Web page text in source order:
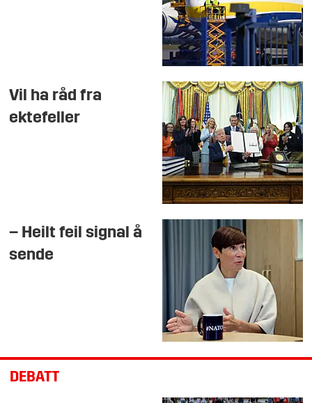
Vil ha råd fra
ektefeller
– Heilt feil signal å
sende
DEBATT